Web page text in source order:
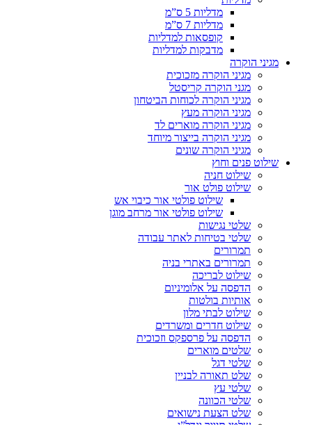
מדליות 5 ס”מ
מדליות 7 ס”מ
קופסאות למדליות
מדבקות למדליות
מגיני הוקרה
מגיני הוקרה מזכוכית
מגני הוקרה קריסטל
מגיני הוקרה לכוחות הביטחון
מגיני הוקרה מעץ
מגיני הוקרה מוארים לד
מגיני הוקרה בייצור מיוחד
מגיני הוקרה שונים
שילוט פנים וחוץ
שילוט חניה
שילוט פולט אור
שילוט פולטי אור כיבוי אש
שילוט פולטי אור מרחב מוגן
שלטי נגישות
שלטי בטיחות לאתר עבודה
תמרורים
תמרורים באתרי בניה
שילוט לבריכה
הדפסה על אלומיניום
אותיות בולטות
שילוט לבתי מלון
שילוט חדרים ומשרדים
הדפסה על פרספקס וזכוכית
שלטים מוארים
שלטי דגל
שלט תאורה לבניין
שלטי עץ
שלטי הכוונה
שלט הצעת נישואים